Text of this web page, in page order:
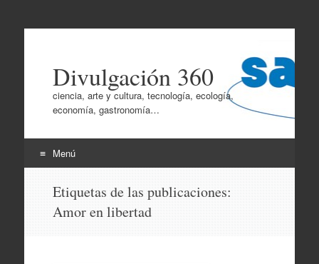
Divulgación 360
ciencia, arte y cultura, tecnología, ecología,
economía, gastronomía…
Menú
contenido
Etiquetas de las publicaciones:
Amor en libertad